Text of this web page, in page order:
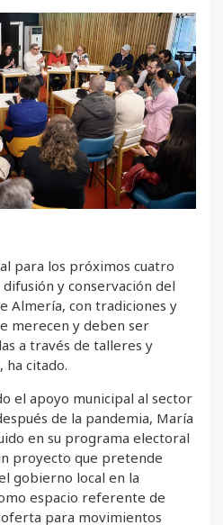
para los próximos cuatro
y conservación del
Almería, con tradiciones y
merecen y deben ser
a través de talleres y
ha citado.
el apoyo municipal al sector
de la pandemia, María
en su programa electoral
proyecto que pretende
gobierno local en la
espacio referente de
para movimientos